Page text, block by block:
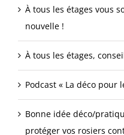
À tous les étages vous
nouvelle !
À tous les étages,
Podcast « La déco pour
Bonne idée déco/
protéger vos rosiers